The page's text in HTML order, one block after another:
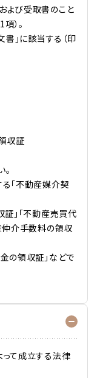
よび受取書のこと
）。
書」に該当する（印
収証
「不動産媒介契
証」「不動産売買代
仲介手数料の領収
の領収証」などで
て成立する法律